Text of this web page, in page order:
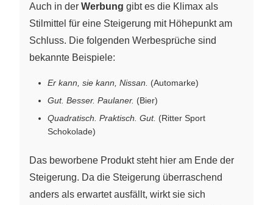
Auch in der Werbung gibt es die Klimax als
Stilmittel für eine Steigerung mit Höhepunkt am
Schluss. Die folgenden Werbesprüche sind
bekannte Beispiele:
Er kann, sie kann, Nissan.
(Automarke)
Gut. Besser. Paulaner. (Bier)
Quadratisch. Praktisch. Gut. (Ritter Sport
Schokolade)
Das beworbene Produkt steht hier am Ende der
Steigerung. Da die Steigerung überraschend
anders als erwartet ausfällt, wirkt sie sich